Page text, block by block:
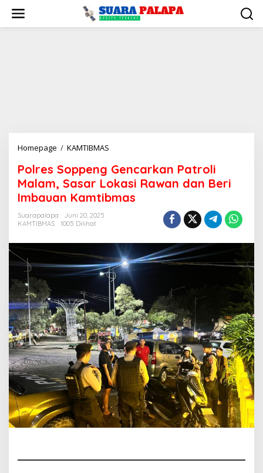
konten
Homepage / KAMTIBMAS
Gencarkan
Patroli
Malam,
dan
Beri
Imbauan
Kamtibmas
Polres Soppeng Gencarkan Patroli
Malam, Sasar Lokasi Rawan dan Beri
Imbauan Kamtibmas
Suarapalapa
Juni 20, 2025
KAMTIBMAS
1005 Dilihat